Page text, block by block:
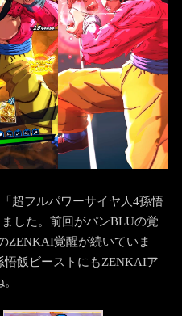
超フルパワーサイヤ人4孫悟
した。前回がパンBLUの覚
ZENKAI覚醒が続いていま
飯ビーストにもZENKAIア